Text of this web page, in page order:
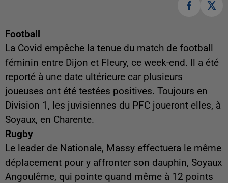
Football
La Covid empêche la tenue du match de football
féminin entre Dijon et Fleury, ce week-end. Il a été
reporté à une date ultérieure car plusieurs
joueuses ont été testées positives. Toujours en
Division 1, les juvisiennes du PFC joueront elles, à
Soyaux, en Charente.
Rugby
Le leader de Nationale, Massy effectuera le même
déplacement pour y affronter son dauphin, Soyaux
Angoulême, qui pointe quand même à 12 points